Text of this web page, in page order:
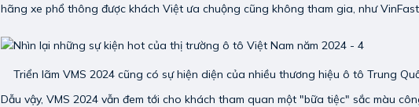
hãng xe phổ thông được khách Việt ưa chuộng cũng không tham gia, như
Triển lãm VMS 2024 cũng có sự hiện diện của nhiều thương hiệu ô tô Trung
Dẫu vậy, VMS 2024 vẫn đem tới cho khách tham quan một "bữa tiệc" sắc màu